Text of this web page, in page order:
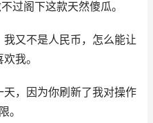
过阁下这款天然傻瓜。
我又不是人民币，怎么能让
我。
天，因为你刷新了我对操作
。